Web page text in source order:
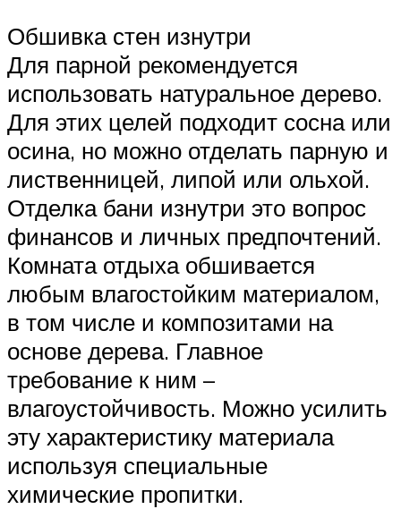
Обшивка стен изнутри
Для парной рекомендуется
использовать натуральное дерево.
Для этих целей подходит сосна или
осина, но можно отделать парную и
лиственницей, липой или ольхой.
Отделка бани изнутри это вопрос
финансов и личных предпочтений.
Комната отдыха обшивается
любым влагостойким материалом,
в том числе и композитами на
основе дерева. Главное
требование к ним –
влагоустойчивость. Можно усилить
эту характеристику материала
используя специальные
химические пропитки.